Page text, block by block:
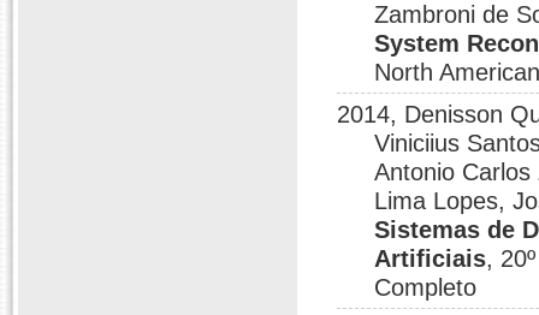
Zambroni de
System
North
2014, Denisson
Viniciius
Antonio
Lima Lopes,
Sistemas de
Artificiais,
Completo